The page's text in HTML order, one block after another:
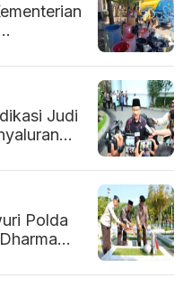
Judi
Polda